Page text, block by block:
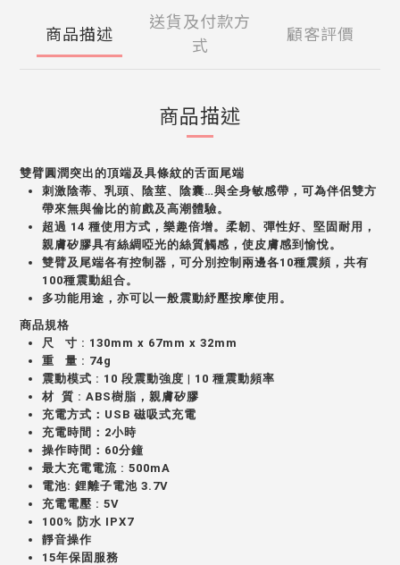
商品描述
送貨及付款方
式
顧客評價
商品描述
雙臂圓潤突出的頂端及具條紋的舌面尾端
刺激陰蒂、乳頭、陰莖、陰囊…與全身敏感帶，可為伴侶雙方
帶來無與倫比的前戲及高潮體驗。
超過 14 種使用方式，樂趣倍增。柔韌、彈性好、堅固耐用，
親膚矽膠具有絲綢啞光的絲質觸感，使皮膚感到愉悅。
雙臂及尾端各有控制器，可分別控制兩邊各10種震頻，共有
100種震動組合。
多功能用途，亦可以一般震動紓壓按摩使用。
商品規格
尺 寸 : 130mm x 67mm x 32mm
重 量 : 74g
震動模式 : 10 段震動強度 | 10 種震動頻率
材 質 : ABS樹脂，親膚矽膠
充電方式：USB 磁吸式充電
充電時間：2小時
操作時間：60分鐘
最大充電電流 : 500mA
電池: 鋰離子電池 3.7V
充電電壓 : 5V
100% 防水 IPX7
靜音操作
15年保固服務